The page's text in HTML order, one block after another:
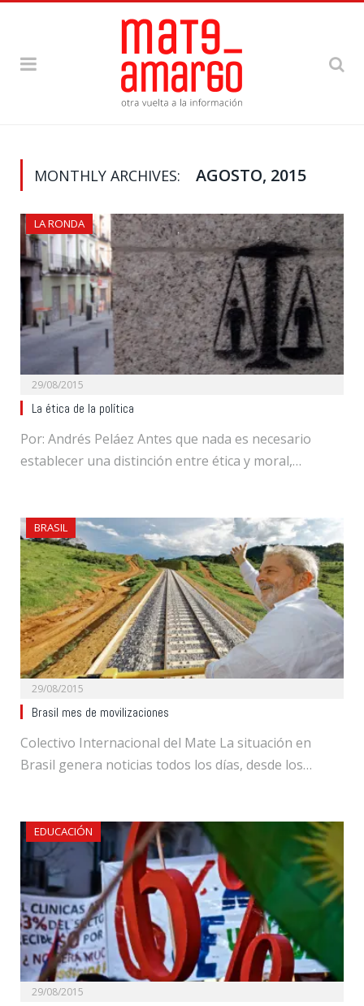
MONTHLY ARCHIVES: AGOSTO, 2015
LA RONDA
29/08/2015
La ética de la política
Por: Andrés Peláez Antes que nada es necesario
establecer una distinción entre ética y moral,…
BRASIL
29/08/2015
Brasil mes de movilizaciones
Colectivo Internacional del Mate La situación en
Brasil genera noticias todos los días, desde los…
EDUCACIÓN
29/08/2015